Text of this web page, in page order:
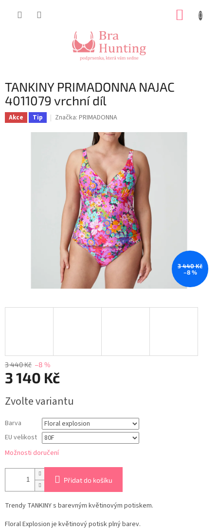
TANKINY PRIMADONNA NAJAC
4011079 vrchní díl
Akce Tip Značka: PRIMADONNA
3 440 Kč
–8 %
3 440 Kč –8 %
3 140 Kč
cena:
Zvolte variantu
Barva
EU velikost
Možnosti doručení
Přidat do košíku
Trendy TANKINY s barevným květinovým potiskem.
Floral Explosion je květinový potisk plný barev.